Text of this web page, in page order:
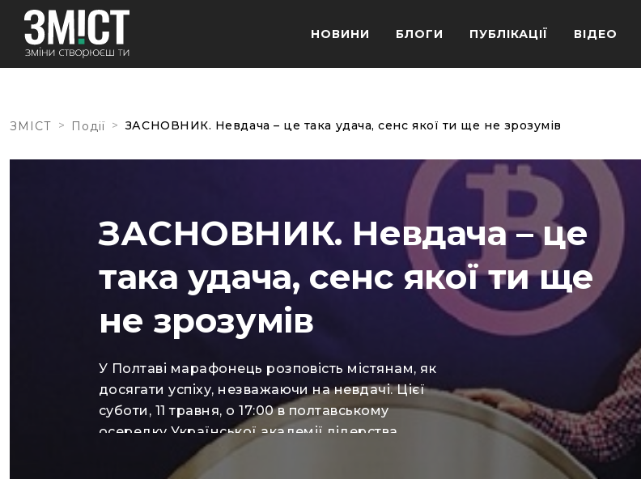
НОВИНИ БЛОГИ ПУБЛІКАЦІЇ ВІДЕО
ЗМІСТ > Події > ЗАСНОВНИК. Невдача – це така удача, сенс якої ти ще не зрозумів
ЗАСНОВНИК. Невдача – це
така удача, сенс якої ти ще
не зрозумів
У Полтаві марафонець розповість містянам, як
досягати успіху, незважаючи на невдачі. Цієї
суботи, 11 травня, о 17:00 в полтавському
осередку Української академії лідерства
відбудеться відкрита лекція Мирослава Мухи.
Мирослав – учасник бойових дій, служив